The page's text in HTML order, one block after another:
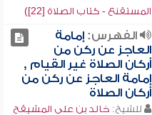
المستقنع - كتاب الصلاة [22])
الفهرس:إمامة
العاجز عن ركن من
أركان الصلاة غير القيام ,
إمامة العاجز عن ركن من
أركان الصلاة
للشيخ: خالد بن علي المشيقح